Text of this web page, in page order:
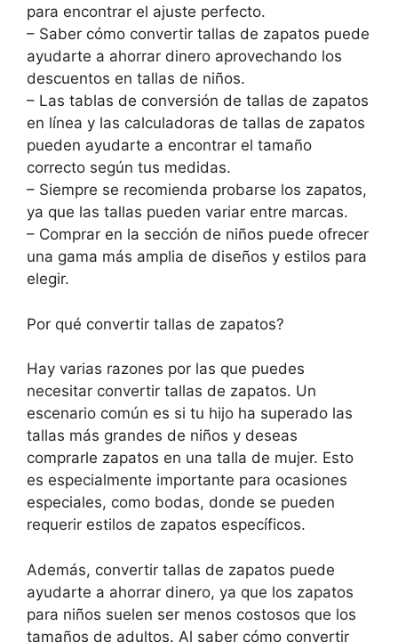
para encontrar el ajuste perfecto.
– Saber cómo convertir tallas de zapatos puede
ayudarte a ahorrar dinero aprovechando los
descuentos en tallas de niños.
– Las tablas de conversión de tallas de zapatos
en línea y las calculadoras de tallas de zapatos
pueden ayudarte a encontrar el tamaño
correcto según tus medidas.
– Siempre se recomienda probarse los zapatos,
ya que las tallas pueden variar entre marcas.
– Comprar en la sección de niños puede ofrecer
una gama más amplia de diseños y estilos para
elegir.
Por qué convertir tallas de zapatos?
Hay varias razones por las que puedes
necesitar convertir tallas de zapatos. Un
escenario común es si tu hijo ha superado las
tallas más grandes de niños y deseas
comprarle zapatos en una talla de mujer. Esto
es especialmente importante para ocasiones
especiales, como bodas, donde se pueden
requerir estilos de zapatos específicos.
Además, convertir tallas de zapatos puede
ayudarte a ahorrar dinero, ya que los zapatos
para niños suelen ser menos costosos que los
tamaños de adultos. Al saber cómo convertir